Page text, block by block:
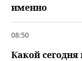
именно
08:50
Какой